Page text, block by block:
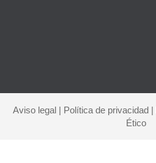
Aviso legal| Política de privacidad|
Ético